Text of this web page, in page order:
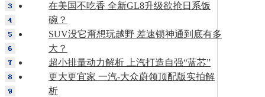
在美国不吃香 全新GL8升级欲抢日系饭
碗？
SUV没它甭想玩越野 差速锁神通到底有多
大？
超小排量动力解析 上汽打造自强“蓝芯”
更大更宜家 一汽-大众蔚领顶配版实拍解
析